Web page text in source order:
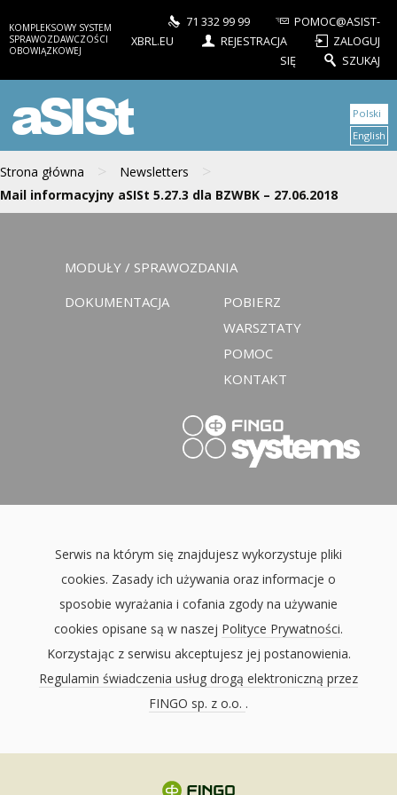
KOMPLEKSOWY SYSTEM
SPRAWOZDAWCZOŚCI
OBOWIĄZKOWEJ
71 332 99 99
POMOC@ASIST-
XBRL.EU
REJESTRACJA
ZALOGUJ
SIĘ
SZUKAJ
aSISt
Strona główna > Newsletters >
Mail informacyjny aSISt 5.27.3 dla BZWBK – 27.06.2018
Polski
English
MODUŁY / SPRAWOZDANIA
DOKUMENTACJA
POBIERZ
WARSZTATY
POMOC
KONTAKT
Serwis na którym się znajdujesz wykorzystuje pliki
cookies. Zasady ich używania oraz informacje o
sposobie wyrażania i cofania zgody na używanie
cookies opisane są w naszej Polityce Prywatności.
Korzystając z serwisu akceptujesz jej postanowienia.
Regulamin świadczenia usług drogą elektroniczną przez
FINGO sp. z o.o. .